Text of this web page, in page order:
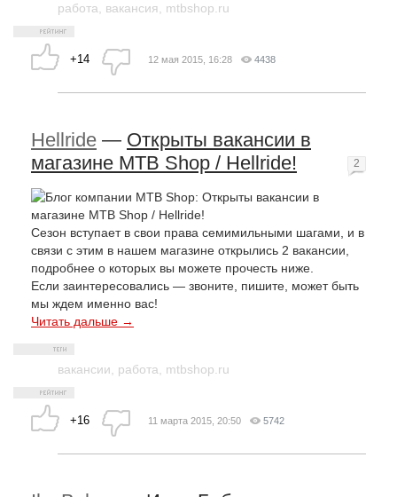
работа вакансия mtbshop.ru
+14 12 мая 2015, 16:28 4438
Hellride — Открыты вакансии в
магазине MTB Shop / Hellride!
Сезон вступает в свои права семимильными шагами, и в
связи с этим в нашем магазине открылись 2 вакансии,
подробнее о которых вы можете прочесть ниже.
Если заинтересовались — звоните, пишите, может быть
мы ждем именно вас!
Читать дальше →
вакансии работа mtbshop.ru
+16
2
11 марта 2015, 20:50 5742